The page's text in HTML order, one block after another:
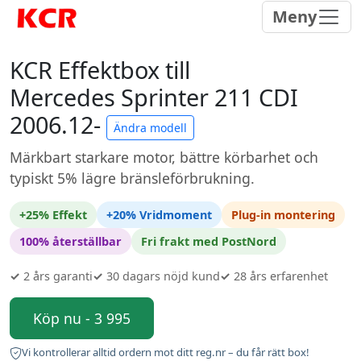
Meny
KCR Effektbox till
Mercedes Sprinter 211 CDI
2006.12-
Ändra modell
Märkbart starkare motor, bättre körbarhet och
typiskt 5% lägre bränsleförbrukning.
+25% Effekt +20% Vridmoment
Plug-in montering
100% återställbar
Fri frakt med PostNord
✓ 2 års garanti✓ 30 dagars nöjd kund✓ 28 års erfarenhet
Köp nu - 3 995
Vi kontrollerar alltid ordern mot ditt reg.nr – du får rätt box!